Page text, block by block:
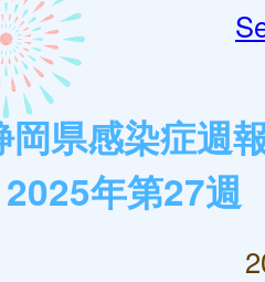
岡県感染症週
2025年第27週